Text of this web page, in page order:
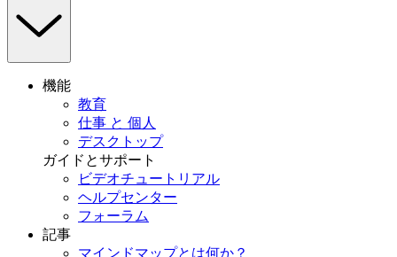
機能
教育
仕事 と 個人
デスクトップ
ガイドとサポート
ビデオチュートリアル
ヘルプセンター
フォーラム
記事
マインドマップとは何か？